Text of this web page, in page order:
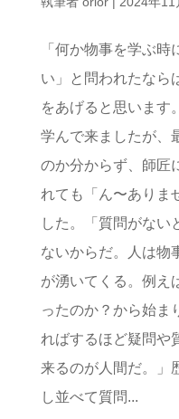
「何か物事を学ぶ
い」と問われたなら
をあげると思います
学んで来ましたが、
のか分からず、師匠
れても「ん〜ありま
した。「質問がない
ないからだ。人は物
が湧いてくる。例え
ったのか？から始ま
ればするほど疑問や
来るのが人間だ。」
し並べて質問...